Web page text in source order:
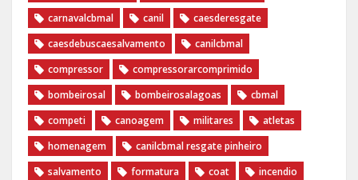
carnavalcbmal
canil
caesderesgate
caesdebuscaesalvamento
canilcbmal
compressor
compressorarcomprimido
bombeirosal
bombeirosalagoas
cbmal
competi
canoagem militares
atletas
homenagem
canilcbmal resgate pinheiro
salvamento
formatura coat
incendio